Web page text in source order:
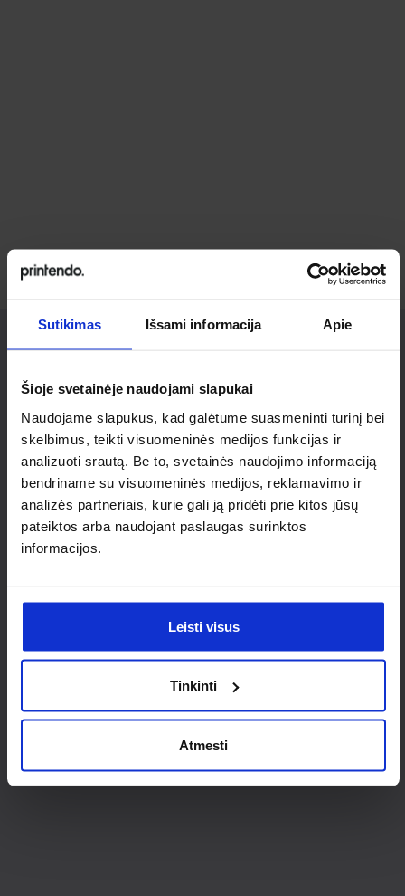
Sutikimas Išsami informacija Apie
Šioje svetainėje naudojami slapukai
Naudojame slapukus, kad galėtume suasmeninti turinį bei
skelbimus, teikti visuomeninės medijos funkcijas ir
analizuoti srautą. Be to, svetainės naudojimo informaciją
bendriname su visuomeninės medijos, reklamavimo ir
analizės partneriais, kurie gali ją pridėti prie kitos jūsų
pateiktos arba naudojant paslaugas surinktos
informacijos.
Leisti visus
Tinkinti
Atmesti
Ieškai
individualaus
sprendimo?
Susisiek su mumis dėl
nestandartinio produkto aptarimo.